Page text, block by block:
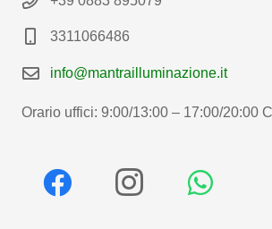
3311066486
info@mantrailluminazione.it
Orario uffici: 9:00/13:00 – 17:00/20:00